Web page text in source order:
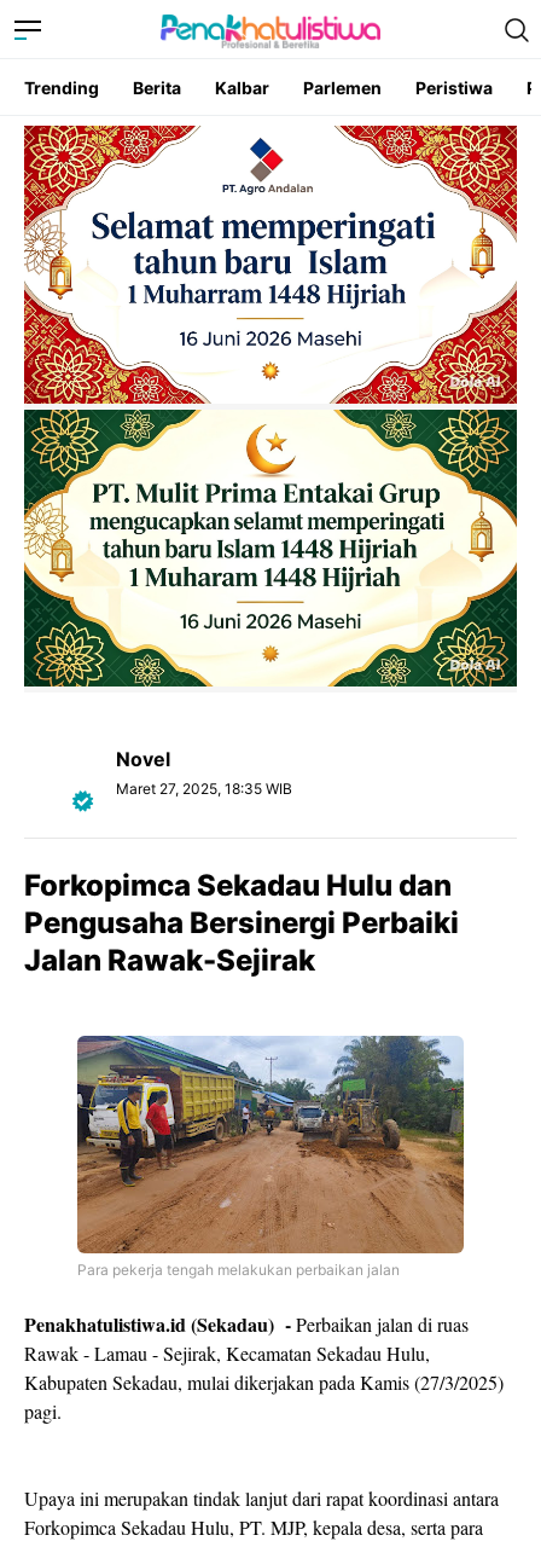
Trending Berita Kalbar Parlemen Peristiwa
Novel
Maret 27, 2025, 18:35 WIB
Forkopimca Sekadau Hulu dan
Pengusaha Bersinergi Perbaiki
Jalan Rawak-Sejirak
Para pekerja tengah melakukan perbaikan jalan
Penakhatulistiwa.id (Sekadau) -Perbaikan jalan di ruas
Rawak - Lamau - Sejirak, Kecamatan Sekadau Hulu,
Kabupaten Sekadau, mulai dikerjakan pada Kamis (27/3/2025)
pagi.
Upaya ini merupakan tindak lanjut dari rapat koordinasi antara
Forkopimca Sekadau Hulu, PT. MJP, kepala desa, serta para